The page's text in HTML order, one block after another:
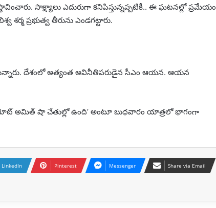
సాక్ష్యాలు ఎదురుగా కనిపిస్తున్నప్పటికీ.. ఈ ఘటనల్లో ప్రమేయం
శర్మ ప్రభుత్వ తీరును ఎండగట్టారు.
దేశంలో అత్యంత అవినీతిపరుడైన సీఎం ఆయన. ఆయన
అమిత్‌ షా చేతుల్లో ఉంది’ అంటూ బుధవారం యాత్రలో భాగంగా
LinkedIn Pinterest Messenger Share via Email